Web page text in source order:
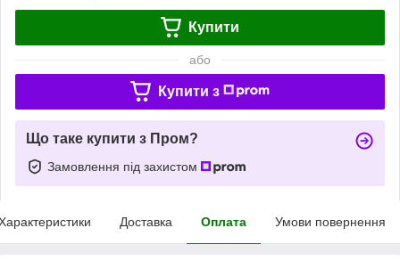
Купити
або
Купити з
Що таке купити з Пром?
Замовлення під захистом
Доставка Оплата Умови повернення